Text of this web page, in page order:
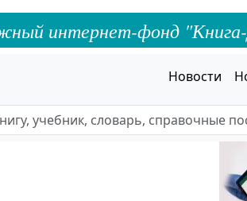
интернет-фонд "Книга-
Новости